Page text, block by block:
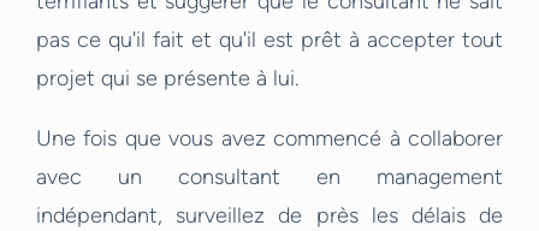
pas ce qu'il fait et qu'il est prêt à accepter tout
projet qui se présente à lui.
Une fois que vous avez commencé à collaborer
avec un consultant en management
indépendant, surveillez de près les délais de